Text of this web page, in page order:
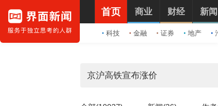
首页
科技 金融 证券 地产
商业 财经 新闻